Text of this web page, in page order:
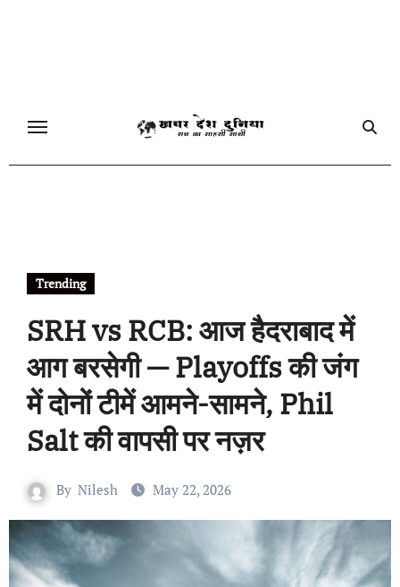
Trending
SRH vs RCB: आज हैदराबाद में
आग बरसेगी — Playoffs की जंग
में दोनों टीमें आमने-सामने, Phil
Salt की वापसी पर नज़र
By Nilesh May 22, 2026